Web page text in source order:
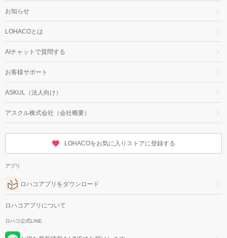
お知らせ
LOHACOとは
AIチャットで質問する
お客様サポート
ASKUL（法人向け）
アスクル株式会社（会社概要）
LOHACOをお気に入りストアに登録する
アプリ
ロハコアプリをダウンロード
ロハコアプリについて
ロハコ公式LINE